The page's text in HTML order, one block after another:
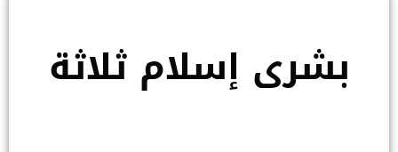
بشرى إسلام ثلاثة